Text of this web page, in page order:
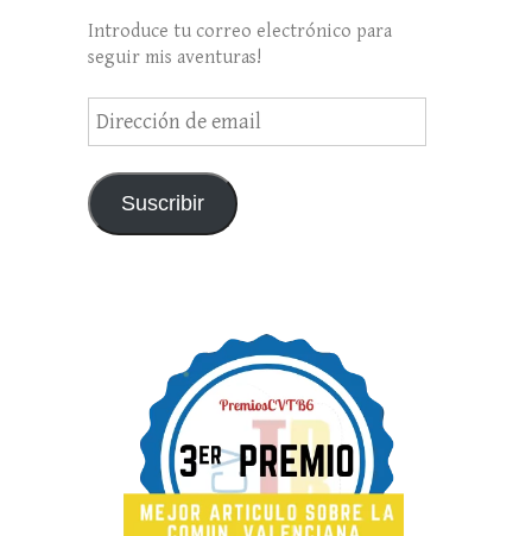
Introduce tu correo electrónico para
seguir mis aventuras!
Dirección
de
Suscribir